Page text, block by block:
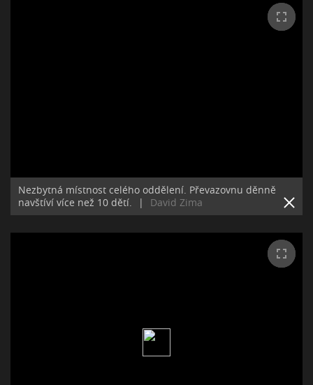
Nezbytná místnost celého oddělení. Převazovnu děnně
navštíví více než 10 dětí.
| David Zima